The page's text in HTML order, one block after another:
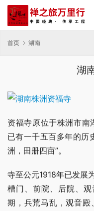
首页 湖南
湖
资福寺原位于株洲市南
已有一千五百多年的历
洲，田册四亩”。
寺至公元1918年已发展
槽门、前院、后院、
期，兵荒马乱，观音殿